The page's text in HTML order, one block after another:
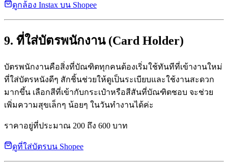
ดูกล้อง Instax บน Shopee
9. ที่ใส่บัตรพนักงาน (Card Holder)
บัตรพนักงานคือสิ่งที่บัณฑิตทุกคนต้องเริ่มใช้ทันทีที่เข้างานใหม่
ที่ใส่บัตรหนังดีๆ สักชิ้นช่วยให้ดูเป็นระเบียบและใช้งานสะดวก
มากขึ้น เลือกสีที่เข้ากับกระเป๋าหรือสีสันที่บัณฑิตชอบ จะช่วย
เพิ่มความสุขเล็กๆ น้อยๆ ในวันทำงานได้ค่ะ
ราคาอยู่ที่ประมาณ 200 ถึง 600 บาท
ดูที่ใส่บัตรบน Shopee